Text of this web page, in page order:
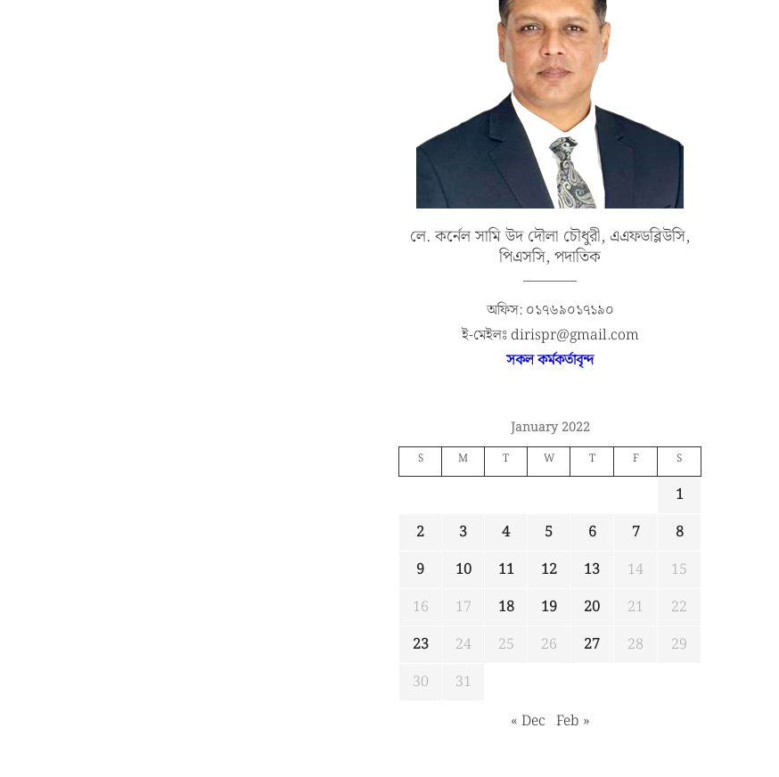
লে. কর্নেল সামি উদ দৌলা চৌধুরী, এএফডব্লিউসি,
পিএসসি, পদাতিক
অফিস: ০১৭৬৯০১৭১৯০
ই-মেইলঃ dirispr@gmail.com
সকল কর্মকর্তাবৃন্দ
January 2022
S M T W T F S
1
2
3 4 5 6 7
8
9
10 11 12 13 14
15
16
17 18 19 20 21
22
23
24 25 26 27 28
29
30
31
« Dec Feb »